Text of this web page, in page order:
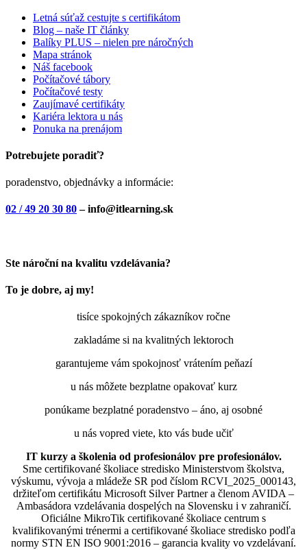
Letná súťaž cestujte s certifikátom
Blog – naše IT články
Balíky PLUS – nielen pre náročných
Mapa stránok
Náš facebook
Počítačové tábory
Počítačové testy
Zaujímavé certifikáty
Kariéra lektora u nás
Ponuka na prenájom
Potrebujete poradiť?
poradenstvo, objednávky a informácie:
02 / 49 20 30 80– info@itlearning.sk
Ste nároční na kvalitu vzdelávania?
To je dobre, aj my!
tisíce spokojných zákazníkov ročne
zakladáme si na kvalitných lektoroch
garantujeme vám spokojnosť vrátením peňazí
u nás môžete bezplatne opakovať kurz
ponúkame bezplatné poradenstvo – áno, aj osobné
u nás vopred viete, kto vás bude učiť
IT kurzy a školenia od profesionálov pre profesionálov.
Sme certifikované školiace stredisko Ministerstvom školstva,
výskumu, vývoja a mládeže SR pod číslom RCVI_2025_000143,
držiteľom certifikátu Microsoft Silver Partner a členom AVIDA –
Ambasádora vzdelávania dospelých na Slovensku i v zahraničí.​​​​​​​​​​​​​​​​
Oficiálne MikroTik certifikované školiace centrum s
kvalifikovanými trénermi ​​​​​​​​​​a certifikované školiace stredisko podľa
normy STN EN ISO 9001:2016 – garancia kvality vo vzdelávaní.